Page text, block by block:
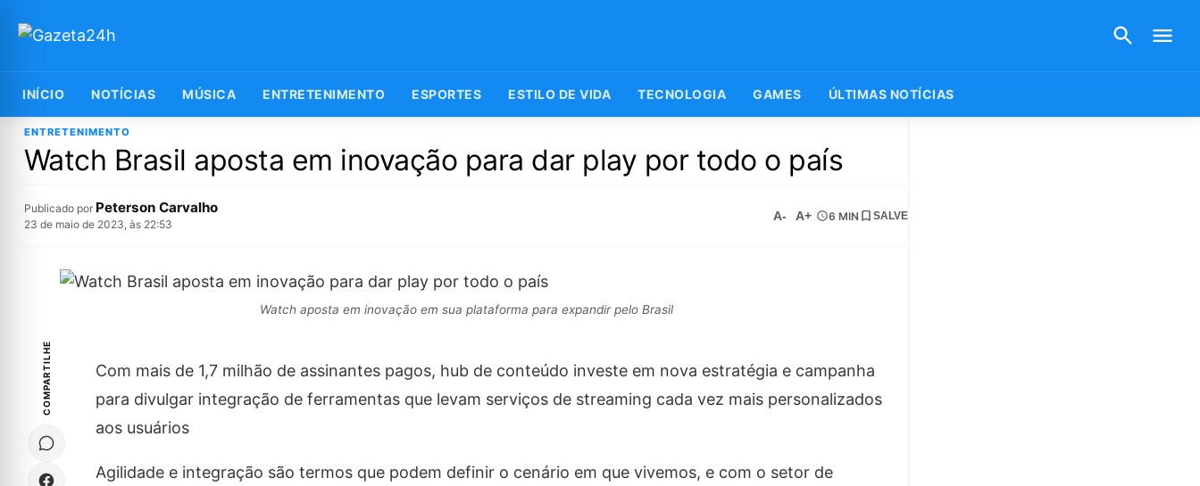
INÍCIO NOTÍCIAS MÚSICA ENTRETENIMENTO ESPORTES ESTILO DE VIDA TECNOLOGIA GAMES ÚLTIMAS NOTÍCIAS
ENTRETENIMENTO
Watch Brasil aposta em inovação para dar play por todo o país
Publicado por Peterson Carvalho
23 de maio de 2023, às 22:53
A- A+ 6 MIN SALVE
Watch aposta em inovação em sua plataforma para expandir pelo Brasil
COMPARTILHE
Com mais de 1,7 milhão de assinantes pagos, hub de conteúdo investe em nova estratégia e campanha
para divulgar integração de ferramentas que levam serviços de streaming cada vez mais personalizados
aos usuários
Agilidade e integração são termos que podem definir o cenário em que vivemos, e com o setor de